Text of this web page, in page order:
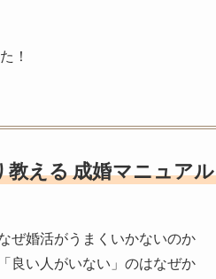
！
教える成婚マニュアル
ぜ婚活がうまくいかないのか
「良い人がいない」のはなぜか